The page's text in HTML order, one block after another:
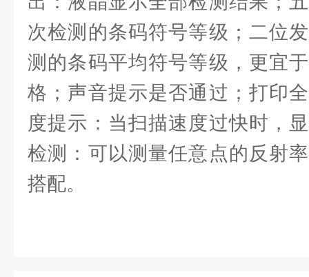
次检测的条码符号等级；二位
测的条码平均符号等级，更宜
格；声音提示是否通过；打印
度提示：当扫描速度过快时，
检测：可以测量任意点的反射
搭配。